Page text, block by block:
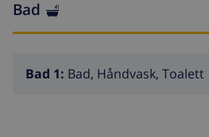
Bad
Bad 1: Bad, Håndvask, Toalett